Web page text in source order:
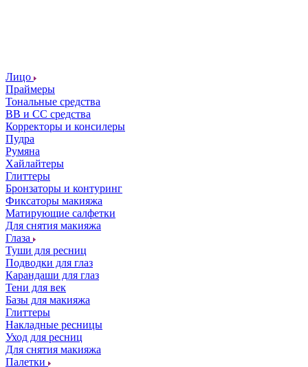
Лицо
Праймеры
Тональные средства
ВВ и СС средства
Корректоры и консилеры
Пудра
Румяна
Хайлайтеры
Глиттеры
Бронзаторы и контуринг
Фиксаторы макияжа
Матирующие салфетки
Для снятия макияжа
Глаза
Туши для ресниц
Подводки для глаз
Карандаши для глаз
Тени для век
Базы для макияжа
Глиттеры
Накладные ресницы
Уход для ресниц
Для снятия макияжа
Палетки